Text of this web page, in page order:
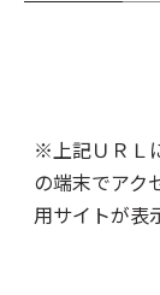
※上記ＵＲＬ
の端末でアク
用サイトが表